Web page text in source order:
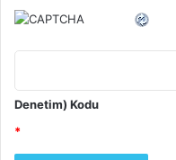
Denetim) Kodu
*